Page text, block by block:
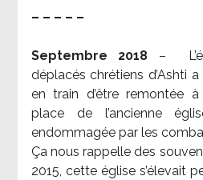
– – – – –
Septembre 2018 –
déplacés chrétiens d’Ashti
en train d’être remontée
place de l’ancienne
endommagée par les
Ça nous rappelle des
2015, cette église s’élevait